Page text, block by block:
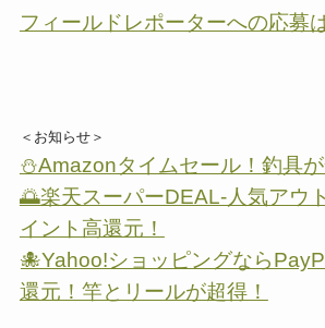
フィールドレポーターへの応募
＜お知らせ＞
⛄Amazonタイムセール！釣具が
🌅楽天スーパーDEAL-人気アウ
イント高還元！
🐙Yahoo!ショッピングなら
還元！竿とリールが超得！